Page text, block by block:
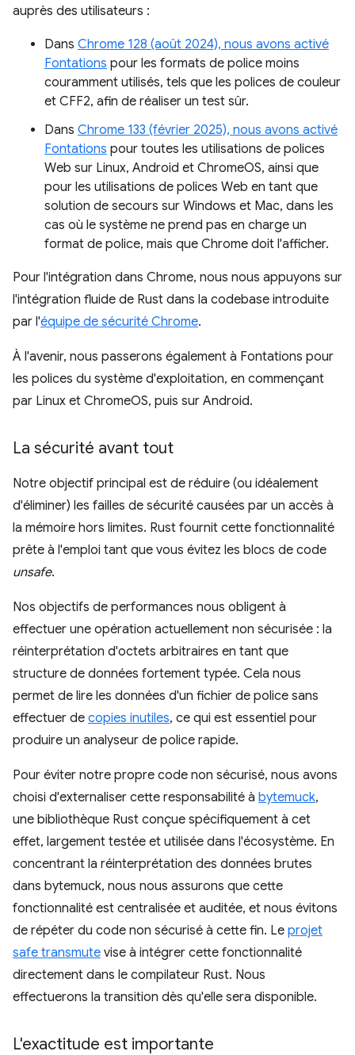
auprès des utilisateurs :
Dans Chrome 128 (août 2024), nous avons activé
Fontations pour les formats de police moins
couramment utilisés, tels que les polices de couleur
et CFF2, afin de réaliser un test sûr.
Dans Chrome 133 (février 2025), nous avons activé
Fontations pour toutes les utilisations de polices
Web sur Linux, Android et ChromeOS, ainsi que
pour les utilisations de polices Web en tant que
solution de secours sur Windows et Mac, dans les
cas où le système ne prend pas en charge un
format de police, mais que Chrome doit l'afficher.
Pour l'intégration dans Chrome, nous nous appuyons sur
l'intégration fluide de Rust dans la codebase introduite
par l'équipe de sécurité Chrome.
À l'avenir, nous passerons également à Fontations pour
les polices du système d'exploitation, en commençant
par Linux et ChromeOS, puis sur Android.
La sécurité avant tout
Notre objectif principal est de réduire (ou idéalement
d'éliminer) les failles de sécurité causées par un accès à
la mémoire hors limites. Rust fournit cette fonctionnalité
prête à l'emploi tant que vous évitez les blocs de code
unsafe.
Nos objectifs de performances nous obligent à
effectuer une opération actuellement non sécurisée : la
réinterprétation d'octets arbitraires en tant que
structure de données fortement typée. Cela nous
permet de lire les données d'un fichier de police sans
effectuer de copies inutiles, ce qui est essentiel pour
produire un analyseur de police rapide.
Pour éviter notre propre code non sécurisé, nous avons
choisi d'externaliser cette responsabilité à bytemuck,
une bibliothèque Rust conçue spécifiquement à cet
effet, largement testée et utilisée dans l'écosystème. En
concentrant la réinterprétation des données brutes
dans bytemuck, nous nous assurons que cette
fonctionnalité est centralisée et auditée, et nous évitons
de répéter du code non sécurisé à cette fin. Le projet
safe transmute vise à intégrer cette fonctionnalité
directement dans le compilateur Rust. Nous
effectuerons la transition dès qu'elle sera disponible.
L'exactitude est importante